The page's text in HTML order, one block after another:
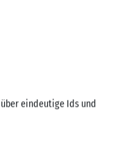
eindeutige Ids und